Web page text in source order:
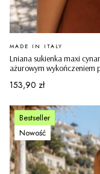
Lniana sukienka maxi
ażurowym wykończeniem
PRODUCENT
MADE IN ITALY
Cena
153,90 zł
Bestseller
Nowość